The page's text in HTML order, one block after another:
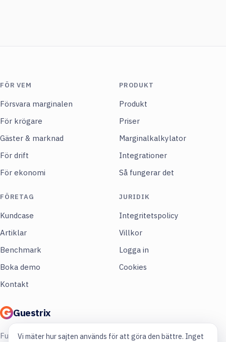
Guestrix
Full koll på din restaurang. Mer lönsamhet,
FÖR VEM
Försvara marginalen
För krögare
Gäster & marknad
För drift
För ekonomi
PRODUKT
Produkt
Priser
Marginalkalkylator
Integrationer
Så fungerar det
FÖRETAG
Kundcase
Artiklar
Benchmark
Boka demo
Kontakt
JURIDIK
Integritetspolicy
Villkor
Logga in
Cookies
Vi mäter hur sajten används för att göra den bättre. Inget